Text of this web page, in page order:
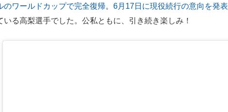
のワールドカップで完全復帰。 6月17日に現役続行の意向を発表
いる高梨選手でした。公私ともに、引き続き楽しみ！